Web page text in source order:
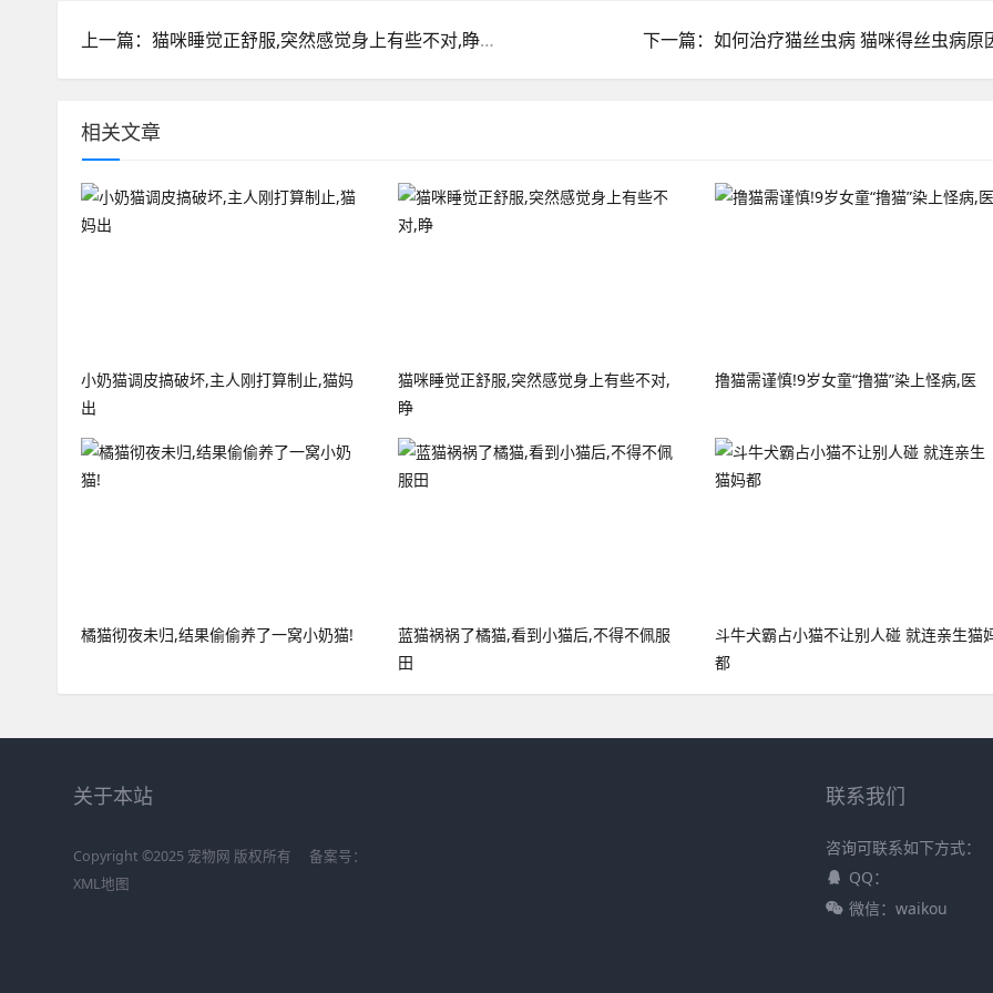
上一篇：猫咪睡觉正舒服,突然感觉身上有些不对,睁眼一看快出喵命了 下一篇：如何治疗猫丝虫病 猫咪得丝虫病原
相关文章
小奶猫调皮搞破坏,主人刚打算制止,猫妈
出
猫咪睡觉正舒服,突然感觉身上有些不对,
睁
撸猫需谨慎!9岁女童“撸猫”染上怪病,医
橘猫彻夜未归,结果偷偷养了一窝小奶猫!
蓝猫祸祸了橘猫,看到小猫后,不得不佩服
田
斗牛犬霸占小猫不让别人碰 就连亲生猫
都
关于本站
Copyright ©2025 宠物网 版权所有
备案号：
XML地图
联系我们
咨询可联系如下方式：
QQ：
微信：waikou